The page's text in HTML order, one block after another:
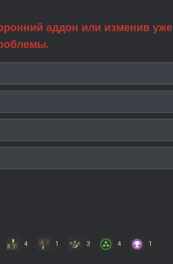
аддон или изменив уже
4 1 3 4 1